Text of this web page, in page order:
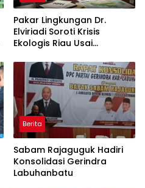
Pakar Lingkungan Dr.
Elviriadi Soroti Krisis
Ekologis Riau Usai
Monyet, Harimau, dan
Beruang Terhadap Warga
Berita
Sabam Rajaguguk Hadiri
Konsolidasi Gerindra
Labuhanbatu